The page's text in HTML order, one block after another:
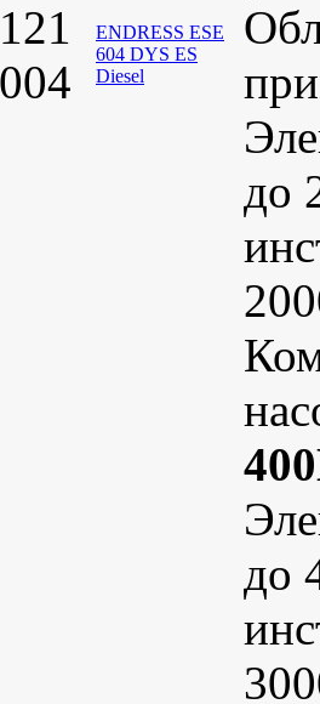
121
004
ENDRESS ESE
604 DYS ES
Diesel
до
до